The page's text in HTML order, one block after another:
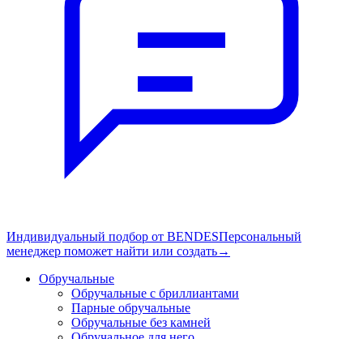
Индивидуальный подбор от BENDESПерсональный
менеджер поможет найти или создать→
Обручальные
Обручальные с бриллиантами
Парные обручальные
Обручальные без камней